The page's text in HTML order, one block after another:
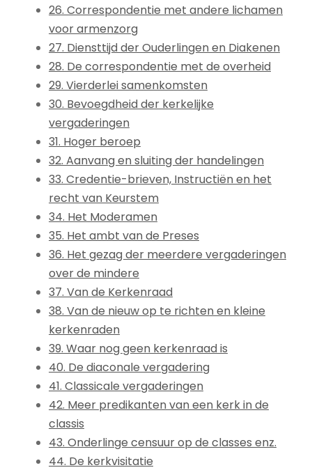
26. Correspondentie met andere lichamen
voor armenzorg
27. Diensttijd der Ouderlingen en Diakenen
28. De correspondentie met de overheid
29. Vierderlei samenkomsten
30. Bevoegdheid der kerkelijke
vergaderingen
31. Hoger beroep
32. Aanvang en sluiting der handelingen
33. Credentie-brieven, Instructiën en het
recht van Keurstem
34. Het Moderamen
35. Het ambt van de Preses
36. Het gezag der meerdere vergaderingen
over de mindere
37. Van de Kerkenraad
38. Van de nieuw op te richten en kleine
kerkenraden
39. Waar nog geen kerkenraad is
40. De diaconale vergadering
41. Classicale vergaderingen
42. Meer predikanten van een kerk in de
classis
43. Onderlinge censuur op de classes enz.
44. De kerkvisitatie